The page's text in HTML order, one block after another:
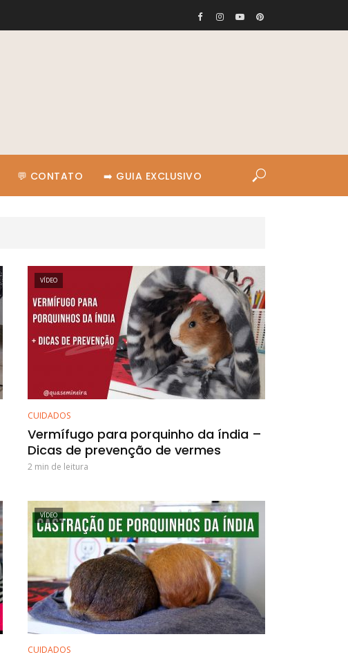
💬 CONTATO ➡️ GUIA EXCLUSIVO
VÍDEO
CUIDADOS
Vermífugo para porquinho da índia –
Dicas de prevenção de vermes
2 min de leitura
VÍDEO
CUIDADOS